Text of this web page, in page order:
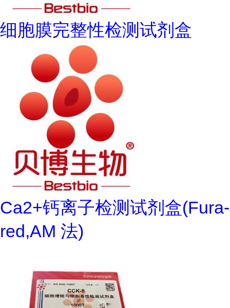
细胞膜完整性检测试剂盒
Ca2+钙离子检测试剂盒(Fura-
red,AM 法)